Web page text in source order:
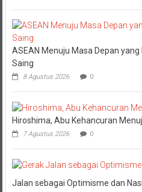
ASEAN Menuju Masa Depan
Saing
8 Agustus 2026 0
Hiroshima, Abu Kehancuran
7 Agustus 2026 0
Jalan sebagai Optimisme dan